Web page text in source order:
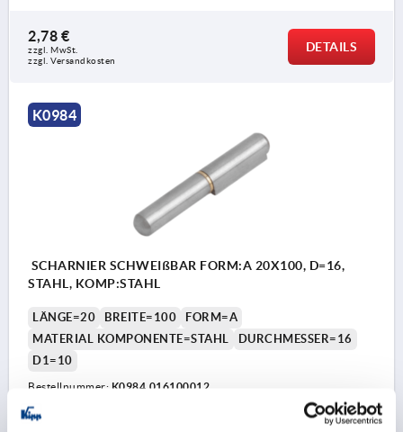
2,78 €
zzgl. MwSt.
zzgl. Versandkosten
DETAILS
K0984
SCHARNIER SCHWEIßBAR FORM:A 20X100, D=16,
STAHL, KOMP:STAHL
LÄNGE=20 BREITE=100
FORM=A
MATERIAL KOMPONENTE=STAHL
DURCHMESSER=16
D1=10
Bestellnummer: K0984.016100012